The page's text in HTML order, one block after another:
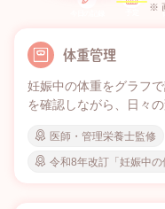
※
体重管理
妊娠中の体重をグラフ
を確認しながら、日々
医師・管理栄養士監修
令和8年改訂「妊娠中